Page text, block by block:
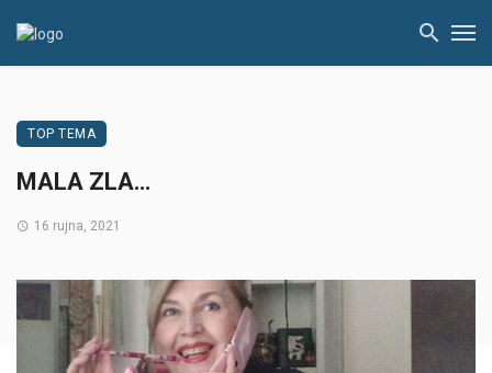
TOP TEMA
MALA ZLA…
16 rujna, 2021